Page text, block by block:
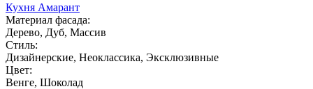
Кухня Амарант
Материал фасада:
Дерево, Дуб, Массив
Стиль:
Дизайнерские, Неоклассика, Эксклюзивные
Цвет:
Венге, Шоколад